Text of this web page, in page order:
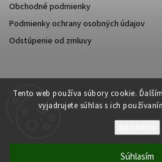
Tento web používa súbory cookie.
vyjadrujete súhlas s ich
Súhlasím
Obchodné podmienky
Podmienky ochrany osobných údajov
Odstúpenie od zmluvy